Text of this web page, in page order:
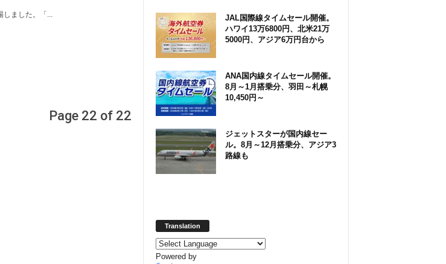
ました。「...
Page 22 of 22
JAL国際線タイムセール開催。
ハワイ13万6800円、北米21万
5000円、アジア6万円台から
ANA国内線タイムセール開催。
8月～1月搭乗分、羽田～札幌
10,450円～
ジェットスターが国内線セー
ル。8月～12月搭乗分、アジア3
路線も
Translation
Powered by